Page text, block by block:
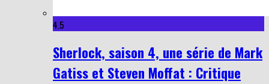
4.5
Sherlock, saison 4, une série de Mark
Gatiss et Steven Moffat : Critique